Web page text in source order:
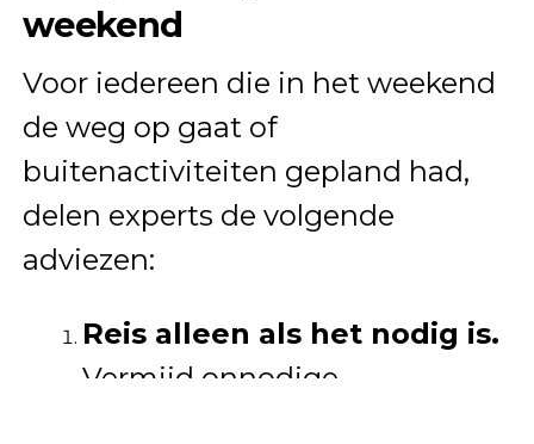
weekend
Voor iedereen die in het weekend
de weg op gaat of
buitenactiviteiten gepland had,
delen experts de volgende
adviezen:
Reis alleen als het nodig is.
Vermijd onnodige